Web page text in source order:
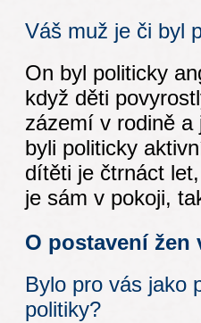
Váš muž je či byl
On byl politicky
když děti
zázemí v rodině
byli politicky
dítěti je čtrnáct
je sám v pokoji,
O postavení žen
Bylo pro vás jako
politiky?